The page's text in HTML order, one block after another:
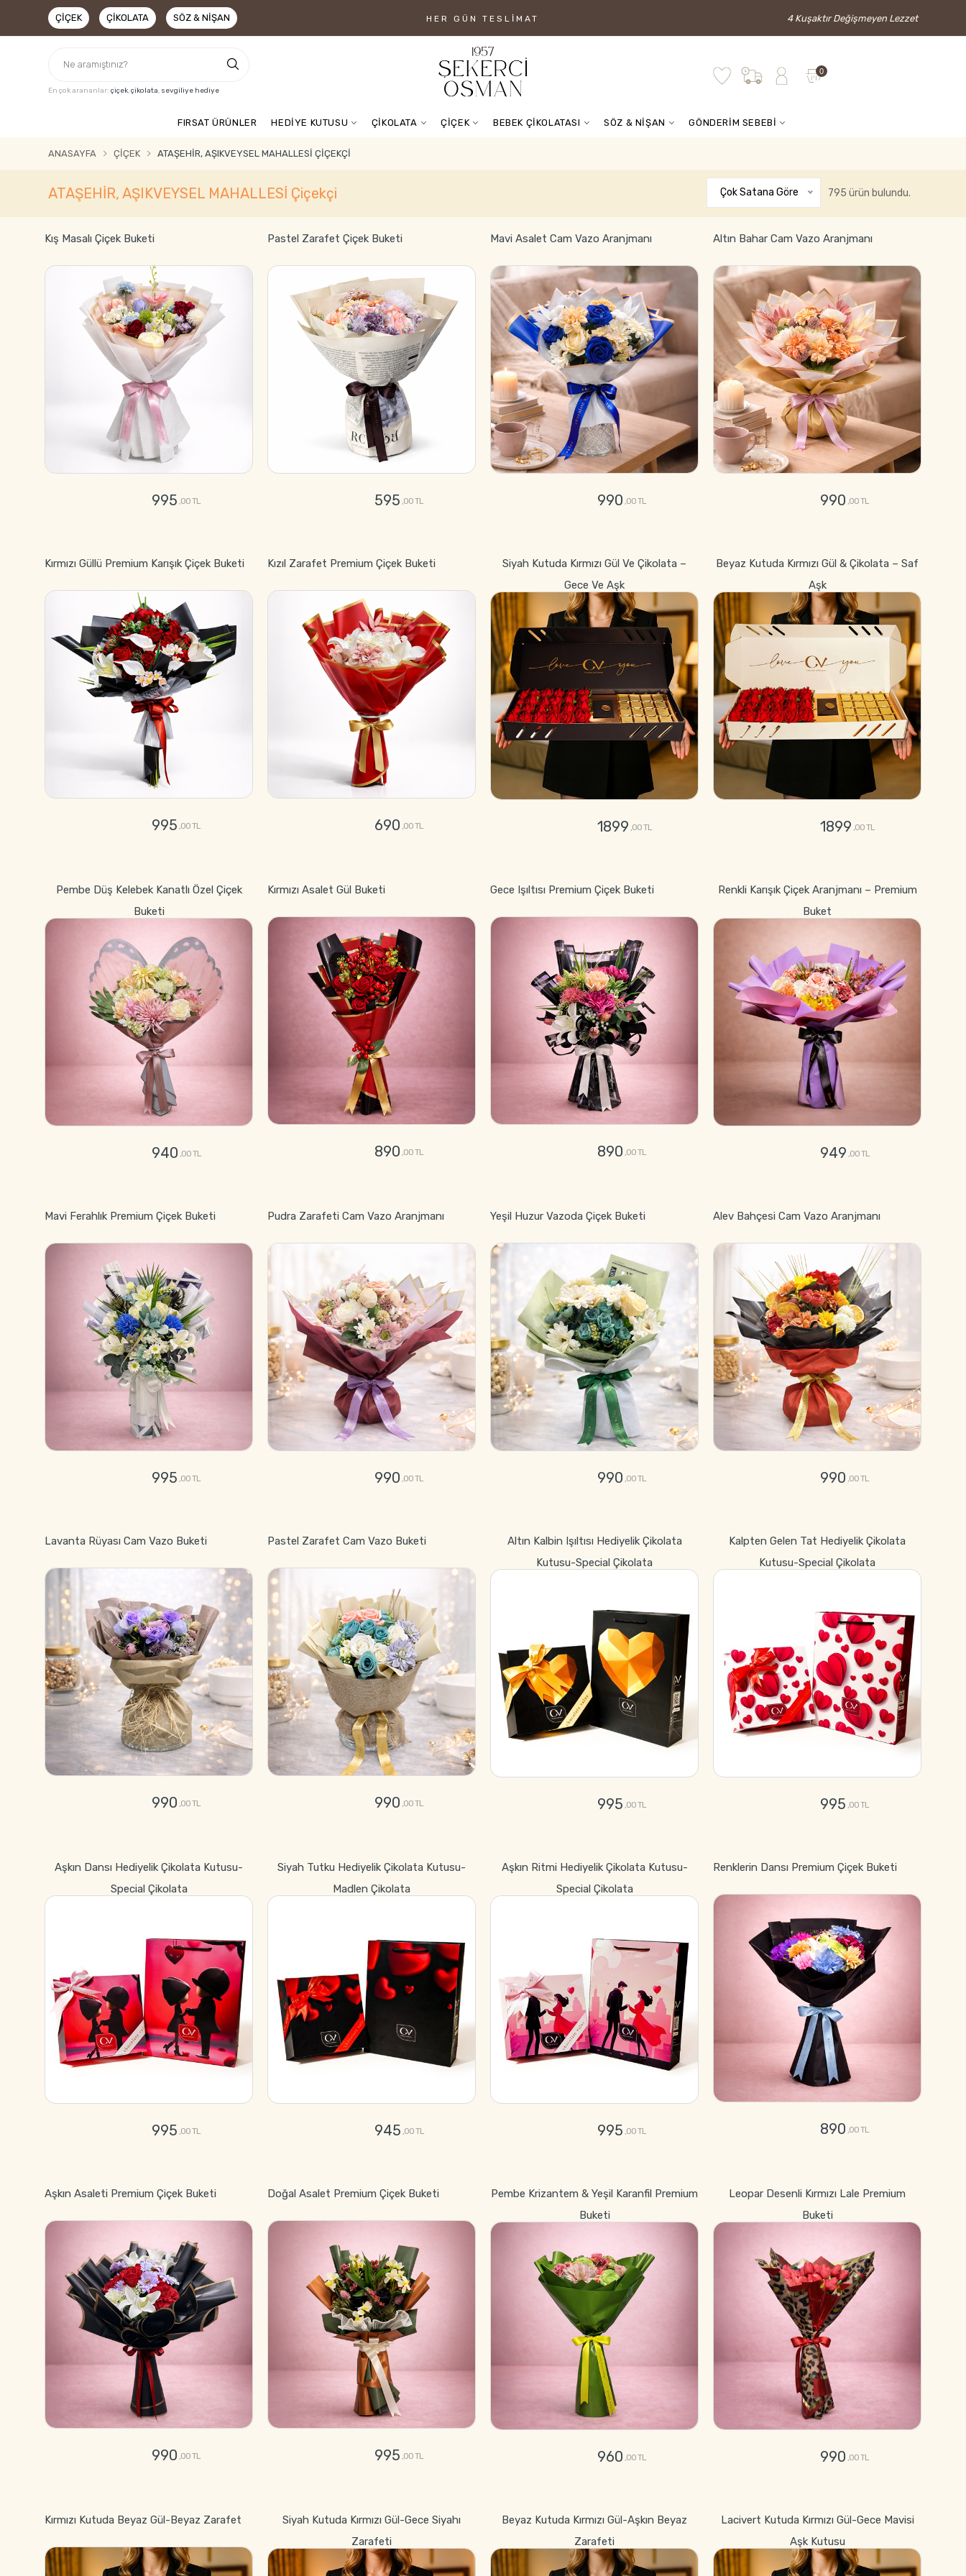
ÇIÇEK ÇIKOLATA SÖZ & NIŞAN HER GÜN TESLIMAT 4 Kuşaktır Değişmeyen Lezzet
En çok arananlar: çiçek,çikolata, sevgiliye hediye
0
FIRSAT ÜRÜNLER HEDİYE KUTUSU ÇİKOLATA ÇİÇEK BEBEK ÇİKOLATASI SÖZ & NİŞAN GÖNDERİM SEBEBİ
ANASAYFA ÇIÇEK ATAŞEHİR, AŞIKVEYSEL MAHALLESİ ÇIÇEKÇI
ATAŞEHİR, AŞIKVEYSEL MAHALLESİ Çiçekçi Çok Satana Göre 795 ürün bulundu.
Kış Masalı Çiçek Buketi
995 ,00 TL
Pastel Zarafet Çiçek Buketi
595 ,00 TL
Mavi Asalet Cam Vazo Aranjmanı
990 ,00 TL
Altın Bahar Cam Vazo Aranjmanı
990 ,00 TL
Kırmızı Güllü Premium Karışık Çiçek Buketi
995 ,00 TL
Kızıl Zarafet Premium Çiçek Buketi
690 ,00 TL
Siyah Kutuda Kırmızı Gül Ve Çikolata –
Gece Ve Aşk
1899 ,00 TL
Beyaz Kutuda Kırmızı Gül & Çikolata – Saf
Aşk
1899 ,00 TL
Pembe Düş Kelebek Kanatlı Özel Çiçek
Buketi
940 ,00 TL
Kırmızı Asalet Gül Buketi
890 ,00 TL
Gece Işıltısı Premium Çiçek Buketi
890 ,00 TL
Renkli Karışık Çiçek Aranjmanı – Premium
Buket
949 ,00 TL
Mavi Ferahlık Premium Çiçek Buketi
995 ,00 TL
Pudra Zarafeti Cam Vazo Aranjmanı
990 ,00 TL
Yeşil Huzur Vazoda Çiçek Buketi
990 ,00 TL
Alev Bahçesi Cam Vazo Aranjmanı
990 ,00 TL
Lavanta Rüyası Cam Vazo Buketi
990 ,00 TL
Pastel Zarafet Cam Vazo Buketi
990 ,00 TL
Altın Kalbin Işıltısı Hediyelik Çikolata
Kutusu-Special Çikolata
995 ,00 TL
Kalpten Gelen Tat Hediyelik Çikolata
Kutusu-Special Çikolata
995 ,00 TL
Aşkın Dansı Hediyelik Çikolata Kutusu-
Special Çikolata
995 ,00 TL
Siyah Tutku Hediyelik Çikolata Kutusu-
Madlen Çikolata
945 ,00 TL
Aşkın Ritmi Hediyelik Çikolata Kutusu-
Special Çikolata
995 ,00 TL
Renklerin Dansı Premium Çiçek Buketi
890 ,00 TL
Aşkın Asaleti Premium Çiçek Buketi
990 ,00 TL
Doğal Asalet Premium Çiçek Buketi
995 ,00 TL
Pembe Krizantem & Yeşil Karanfil Premium
Buketi
960 ,00 TL
Leopar Desenli Kırmızı Lale Premium
Buketi
990 ,00 TL
Kırmızı Kutuda Beyaz Gül-Beyaz Zarafet
Siyah Kutuda Kırmızı Gül-Gece Siyahı
Zarafeti
Beyaz Kutuda Kırmızı Gül-Aşkın Beyaz
Zarafeti
Lacivert Kutuda Kırmızı Gül-Gece Mavisi
Aşk Kutusu